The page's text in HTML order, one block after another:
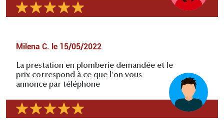
Milena C. le 15/05/2022
La prestation en plomberie demandée et le
prix correspond à ce que l'on vous
annonce par téléphone